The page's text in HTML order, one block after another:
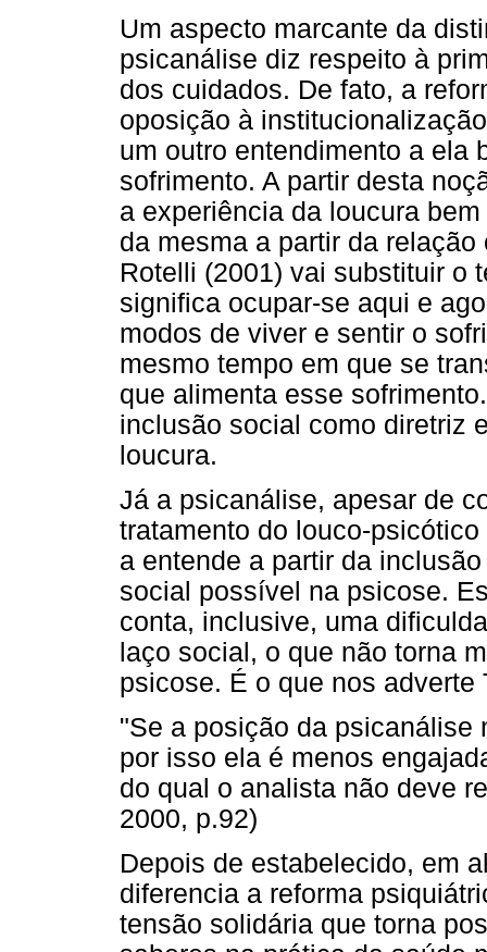
Um aspecto marcante da
psicanálise diz respeito à
dos cuidados. De fato, a
oposição à
um outro entendimento a ela
sofrimento. A partir desta
a experiência da loucura
da mesma a partir da
Rotelli (2001) vai substituir o
significa ocupar-se aqui e
modos de viver e sentir o
mesmo tempo em que se
que alimenta esse
inclusão social como diretriz
loucura.
Já a psicanálise, apesar de
tratamento do louco-
a entende a partir da
social possível na psicose.
conta, inclusive, uma
laço social, o que não torna
psicose. É o que nos adverte
"Se a posição da psicanálise
por isso ela é menos
do qual o analista não deve
2000, p.92)
Depois de estabelecido, em
diferencia a reforma
tensão solidária que torna